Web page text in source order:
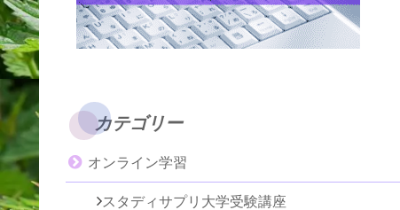
カテゴリー
オンライン学習
スタディサプリ大学受験講座